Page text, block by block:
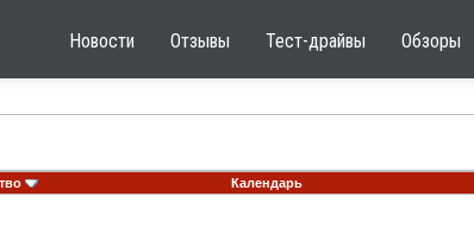
Новости Отзывы Тест-драйвы Обзоры
Календарь